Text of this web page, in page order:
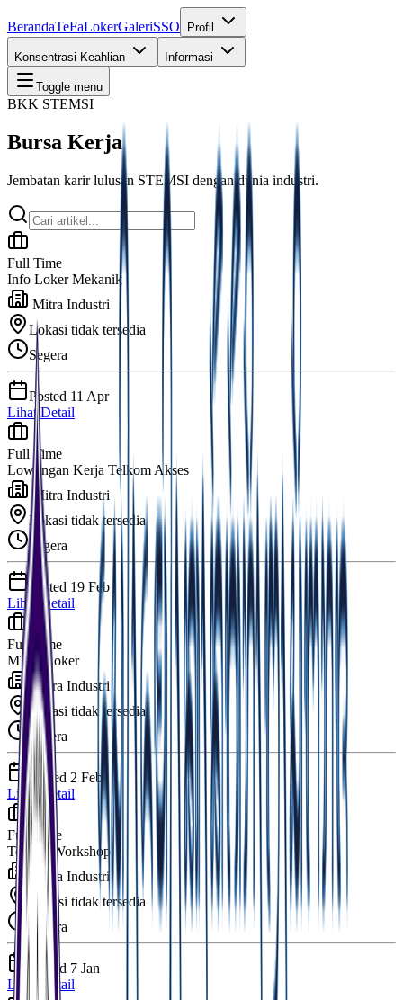
BerandaTeFaLokerGaleriSSO Profil
Konsentrasi Keahlian Informasi
Toggle menu
BKK STEMSI
Bursa Kerja
Jembatan karir lulusan STEMSI dengan dunia industri.
Full Time
Info Loker Mekanik
Mitra Industri
Lokasi tidak tersedia
Segera
Posted 11 Apr
Lihat Detail
Full Time
Lowongan Kerja Telkom Akses
Mitra Industri
Lokasi tidak tersedia
Segera
Posted 19 Feb
Lihat Detail
Full Time
MTM Loker
Mitra Industri
Lokasi tidak tersedia
Segera
Posted 2 Feb
Lihat Detail
Full Time
Teknisi Workshop
Mitra Industri
Lokasi tidak tersedia
Segera
Posted 7 Jan
Lihat Detail